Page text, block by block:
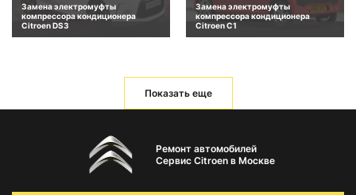
Замена электромуфты
компрессора кондиционера
Citroen DS3
Замена электромуфты
компрессора кондиционера
Citroen C1
Показать еще
Ремонт автомобилей
Сервис Citroen в Москве